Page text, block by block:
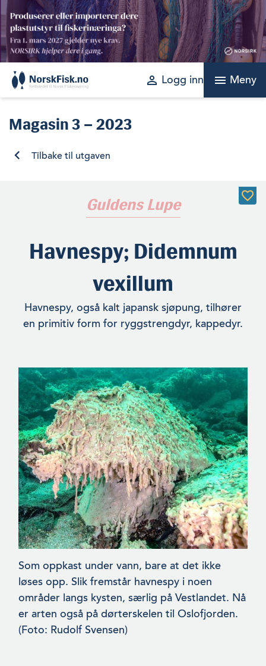
Skip
content
perm_identity Logg inn menu Meny
Magasin3 – 2023
Tilbake til utgaven
Guldens Lupe
Havnespy; Didemnum
vexillum
Havnespy, også kalt japansk sjøpung, tilhører
en primitiv form for ryggstrengdyr, kappedyr.
Som oppkast under vann, bare at det ikke
løses opp. Slik fremstår havnespy i noen
områder langs kysten, særlig på Vestlandet. Nå
er arten også på dørterskelen til Oslofjorden.
(Foto: Rudolf Sven­sen)